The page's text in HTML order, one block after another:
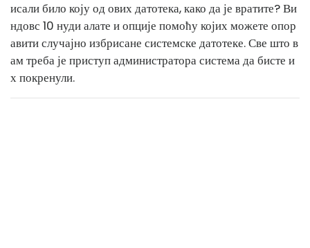
исали било коју од ових датотека, како да је вратите? Ви
ндовс 10 нуди алате и опције помоћу којих можете опор
авити случајно избрисане системске датотеке. Све што в
ам треба је приступ администратора система да бисте и
х покренули.